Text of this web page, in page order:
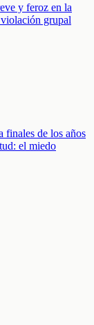
y feroz en la
violación grupal
finales de los años
el miedo